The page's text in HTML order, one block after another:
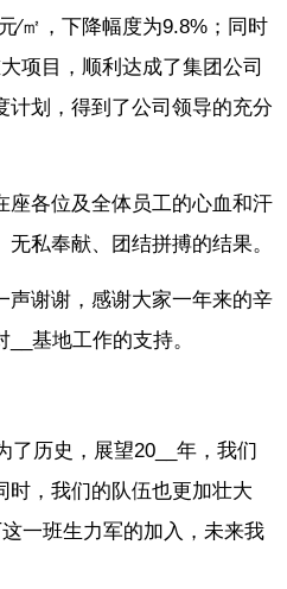
∕㎡，下降幅度为9.8%；同时
项目，顺利达成了集团公司
计划，得到了公司领导的充分
座各位及全体员工的心血和汗
私奉献、团结拼搏的结果。
声谢谢，感谢大家一年来的辛
基地工作的支持。
了历史，展望20__年，我们
时，我们的队伍也更加壮大
一班生力军的加入，未来我